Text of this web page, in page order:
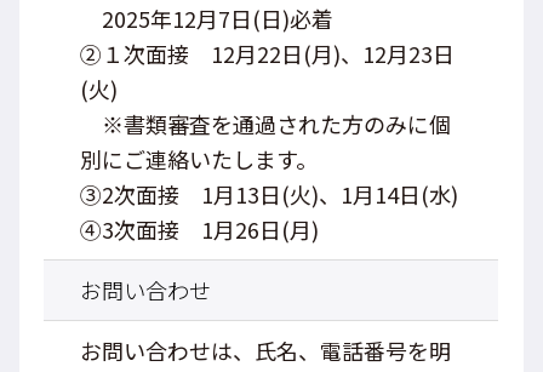
2025年12月7日(日)必着
②１次面接 12月22日(月)、12月23日
(火)
※書類審査を通過された方のみに個
別にご連絡いたします。
③2次面接 1月13日(火)、1月14日(水)
④3次面接 1月26日(月)
お問い合わせ
お問い合わせは、氏名、電話番号を明